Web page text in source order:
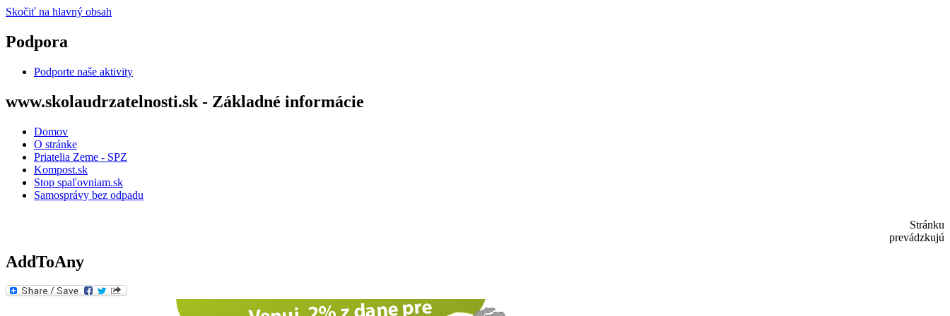
Skočiť na hlavný obsah
Podpora
Podporte naše aktivity
www.skolaudrzatelnosti.sk - Základné informácie
Domov
O stránke
Priatelia Zeme - SPZ
Kompost.sk
Stop spaľovniam.sk
Samosprávy bez odpadu
Stránku
prevádzkujú
AddToAny